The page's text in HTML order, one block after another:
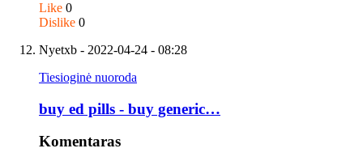
Like 0
Dislike 0
Nyetxb - 2022-04-24 - 08:28
Tiesioginė nuoroda
buy ed pills - buy generic…
Komentaras